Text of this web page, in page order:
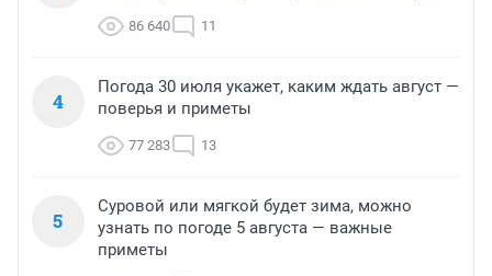
86 640 11
4
Погода 30 июля укажет, каким ждать август —
поверья и приметы
77 283 13
5
Суровой или мягкой будет зима, можно
узнать по погоде 5 августа — важные
приметы